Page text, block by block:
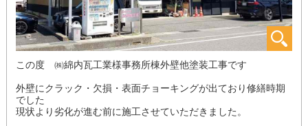
この度 ㈱綿内瓦工業様事務所棟外壁他塗装工事です
外壁にクラック・欠損・表面チョーキングが出ており修繕時期
でした
現状より劣化が進む前に施工させていただきました。